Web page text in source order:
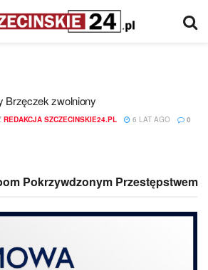
Brzęczek zwolniony
REDAKCJA SZCZECINSKIE24.PL 6 LAT AGO 0
Pokrzywdzonym Przestępstwem